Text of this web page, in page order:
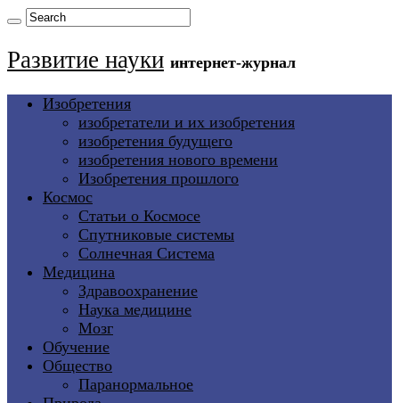
Развитие науки интернет-журнал
Изобретения
изобретатели и их изобретения
изобретения будущего
изобретения нового времени
Изобретения прошлого
Космос
Статьи о Космосе
Спутниковые системы
Солнечная Система
Медицина
Здравоохранение
Наука медицине
Мозг
Обучение
Общество
Паранормальное